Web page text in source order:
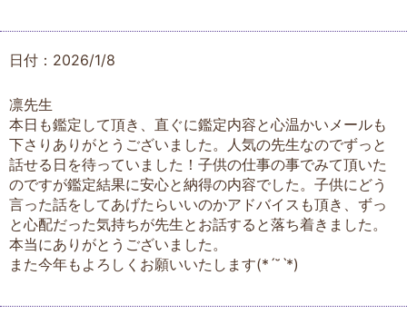
日付：2026/1/8
凛先生
本日も鑑定して頂き、直ぐに鑑定内容と心温かいメールも
下さりありがとうございました。人気の先生なのでずっと
話せる日を待っていました！子供の仕事の事でみて頂いた
のですが鑑定結果に安心と納得の内容でした。子供にどう
言った話をしてあげたらいいのかアドバイスも頂き、ずっ
と心配だった気持ちが先生とお話すると落ち着きました。
本当にありがとうございました。
また今年もよろしくお願いいたします(*ˊ˘ˋ*)